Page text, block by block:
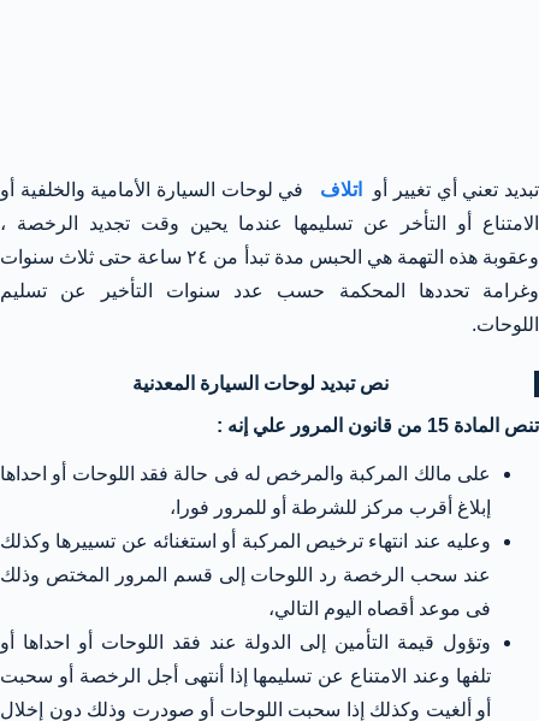
تبديد تعني أي تغيير أو اتلاف
في لوحات السيارة الأمامية والخلفية أو
الامتناع أو التأخر عن تسليمها عندما يحين وقت تجديد الرخصة ،
وعقوبة هذه التهمة هي الحبس مدة تبدأ من ٢٤ ساعة حتى ثلاث سنوات
وغرامة تحددها المحكمة حسب عدد سنوات التأخير عن تسليم
اللوحات.
نص تبديد لوحات السيارة المعدنية
تنص المادة 15 من قانون المرور علي إنه :
على مالك المركبة والمرخص له فى حالة فقد اللوحات أو احداها
إبلاغ أقرب مركز للشرطة أو للمرور فورا،
وعليه عند انتهاء ترخيص المركبة أو استغنائه عن تسييرها وكذلك
عند سحب الرخصة رد اللوحات إلى قسم المرور المختص وذلك
فى موعد أقصاه اليوم التالي،
وتؤول قيمة التأمين إلى الدولة عند فقد اللوحات أو احداها أو
تلفها وعند الامتناع عن تسليمها إذا أنتهى أجل الرخصة أو سحبت
أو ألغيت وكذلك إذا سحبت اللوحات أو صودرت وذلك دون إخلال